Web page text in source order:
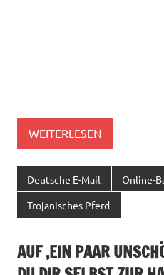
WEITERLESEN
Deutsche E-Mail Online-
Trojanisches Pferd
AUF ‚EIN PAAR